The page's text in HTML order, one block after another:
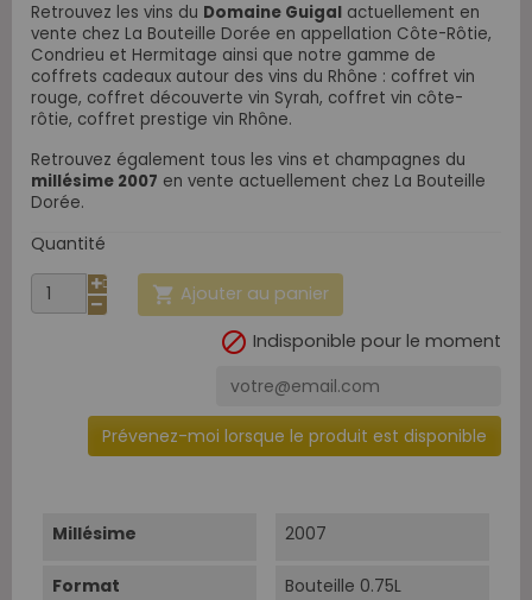
Retrouvez les vins du Domaine Guigal actuellement en
vente chez La Bouteille Dorée en appellation Côte-Rôtie,
Condrieu et Hermitage ainsi que notre gamme de
coffrets cadeaux autour des vins du Rhône : coffret vin
rouge, coffret découverte vin Syrah, coffret vin côte-
rôtie, coffret prestige vin Rhône.
Retrouvez également tous les vins et champagnes du
millésime 2007 en vente actuellement chez La Bouteille
Dorée.
Quantité
 Ajouter au panier
 Indisponible pour le moment
Prévenez-moi lorsque le produit est disponible
Millésime 2007
Format Bouteille 0.75L